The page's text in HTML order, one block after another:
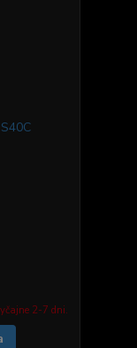
2-7 dni.